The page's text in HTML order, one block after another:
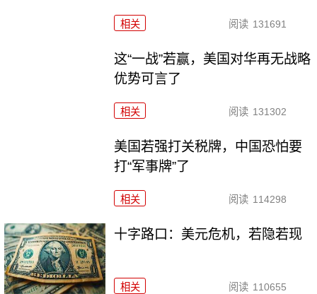
相关 阅读 131691
这“一战”若赢，美国对华再无战略
优势可言了
相关 阅读 131302
美国若强打关税牌，中国恐怕要
打“军事牌”了
相关 阅读 114298
十字路口：美元危机，若隐若现
相关 阅读 110655